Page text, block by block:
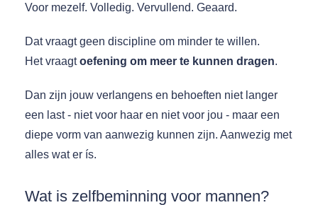
Voor mezelf. Volledig. Vervullend. Geaard.
Dat vraagt geen discipline om minder te willen.
Het vraagtoefening om meer te kunnen dragen.
Dan zijn jouw verlangens en behoeften niet langer
een last - niet voor haar en niet voor jou - maar een
diepe vorm van aanwezig kunnen zijn. Aanwezig met
alles wat er ís.
Wat is zelfbeminning voor mannen?